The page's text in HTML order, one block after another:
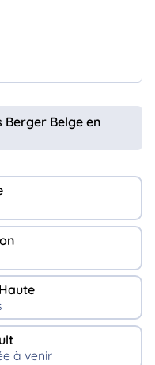
Berger Belge en
à venir